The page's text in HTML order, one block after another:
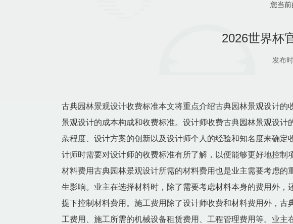
您当前
2026世界杯
发布
古典园林景观设计收费标准本文将重点介绍古典园林景观设计
景观设计的成本构成和收费标准。设计师收费古典园林景观设计
杂程度、设计方案的创新以及设计师个人的经验和知名度来确
计师时需要对设计师的收费标准有所了解，以便能够更好地控制
材料费用古典园林景观设计所需的材料费用也是业主需要考虑
生影响。业主在选择材料时，除了需要考虑材料本身的费用外
提下控制材料费用。施工费用除了设计师收费和材料费用外，
工费用、施工所需的机械设备租赁费用、工程管理费用等。业